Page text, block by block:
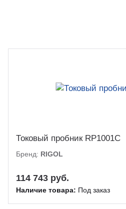
Токовый пробник RP1001C
Бренд: RIGOL
114 743 руб.
Наличие товара: Под заказ